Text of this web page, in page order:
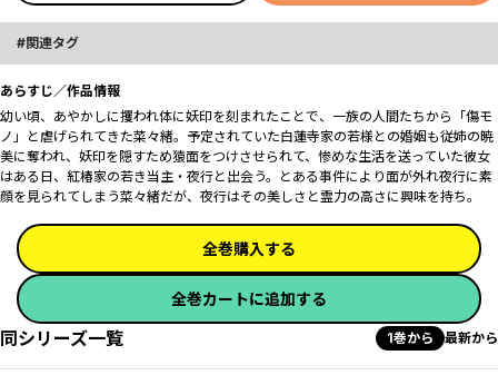
関連タグ
あらすじ／作品情報
幼い頃、あやかしに攫われ体に妖印を刻まれたことで、一族の人間たちから「傷モ
ノ」と虐げられてきた菜々緒。予定されていた白蓮寺家の若様との婚姻も従姉の暁
美に奪われ、妖印を隠すため猿面をつけさせられて、惨めな生活を送っていた彼女
はある日、紅椿家の若き当主・夜行と出会う。とある事件により面が外れ夜行に素
顔を見られてしまう菜々緒だが、夜行はその美しさと霊力の高さに興味を持ち――。
全巻購入する
全巻カートに追加する
同シリーズ一覧 1巻から 最新から